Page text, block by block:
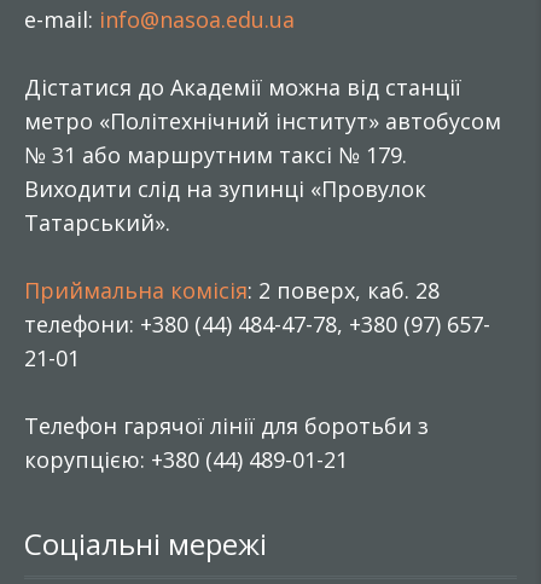
e-mail: info@nasoa.edu.ua
Дістатися до Академії можна від станції
метро «Політехнічний інститут» автобусом
№ 31 або маршрутним таксі № 179.
Виходити слід на зупинці «Провулок
Татарський».
Приймальна комісія: 2 поверх, каб. 28
телефони: +380 (44) 484-47-78, +380 (97) 657-
21-01
Телефон гарячої лінії для боротьби з
корупцією: +380 (44) 489-01-21
Соціальні мережі